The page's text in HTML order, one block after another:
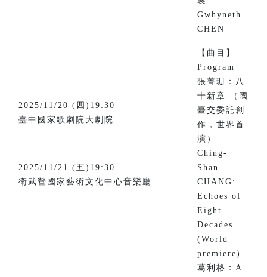
2025/11/20 (四)19:30
臺中國家歌劇院大劇院
2025/11/21 (五)19:30
衛武營國家藝術文化中心音樂廳
Gwhyneth
CHEN
【曲目】
Program
張菁珊：八
十新章 （國
臺交委託創
作，世界首
演）
Ching-
Shan
CHANG:
Echoes of
Eight
Decades
(World
premiere)
葛利格：A